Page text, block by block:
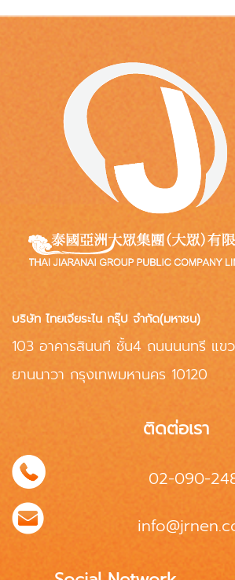
บริษัท ไทยเจียระไน กรุ๊ป จำกัด(มหาชน)
103 อาคารสินนที ชั้น4 ถนนนนทรี แข
ยานนาวา กรุงเทพมหานคร 10120
ติดต่อเรา
02-090-